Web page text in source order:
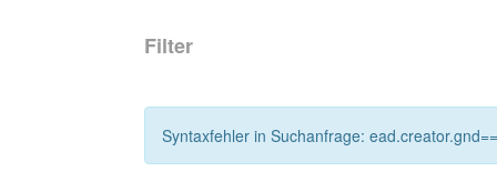
Filter
Syntaxfehler in Suchanfrage: